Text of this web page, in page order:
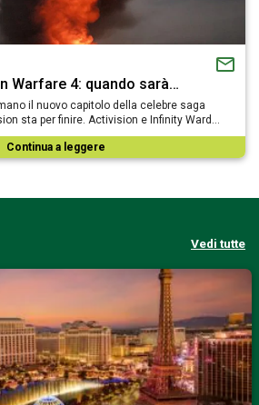
Warfare 4: quando sarà…
il nuovo capitolo della celebre saga
sta per finire. Activision e Infinity Ward…
Continua a leggere
Vedi tutte